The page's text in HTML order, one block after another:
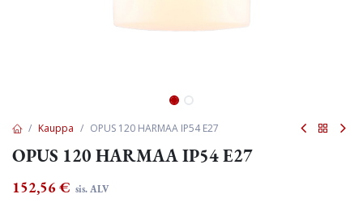
Kauppa OPUS 120 HARMAA IP54 E27
OPUS 120 HARMAA IP54 E27
152,56€ sis. ALV